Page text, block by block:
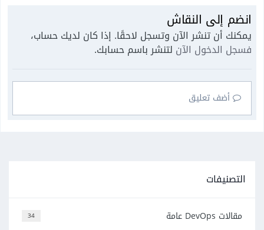
انضم إلى النقاش
يمكنك أن تنشر الآن وتسجل لاحقًا. إذا كان لديك حساب،
فسجل الدخول الآن لتنشر باسم حسابك.
أضف تعليق
التصنيفات
34 مقالات DevOps عامة